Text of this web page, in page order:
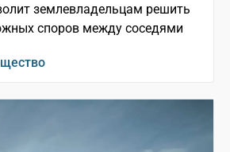
землевладельцам решить
споров между соседями